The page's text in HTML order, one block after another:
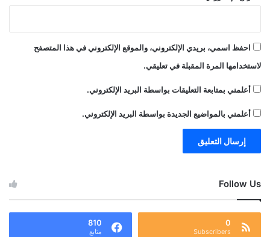
احفظ اسمي، بريدي الإلكتروني، والموقع الإلكتروني في هذا المتصفح
لاستخدامها المرة المقبلة في تعليقي.
أعلمني بمتابعة التعليقات بواسطة البريد الإلكتروني.
أعلمني بالمواضيع الجديدة بواسطة البريد الإلكتروني.
Follow Us
0
Subscribers
810
متابع